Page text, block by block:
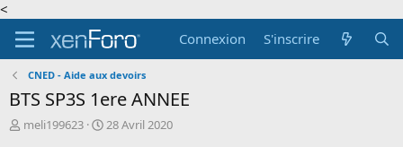
<
Connexion
S'inscrire
CNED - Aide aux devoirs
BTS SP3S 1ere ANNEE
A
meli199623
D
28 Avril 2020